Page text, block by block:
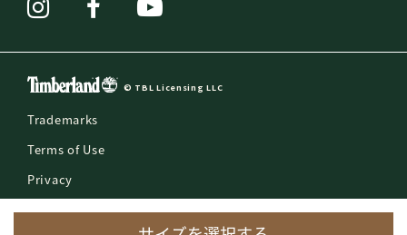
© TBL Licensing LLC
Trademarks
Terms of Use
Privacy
Counterfeit Reporting